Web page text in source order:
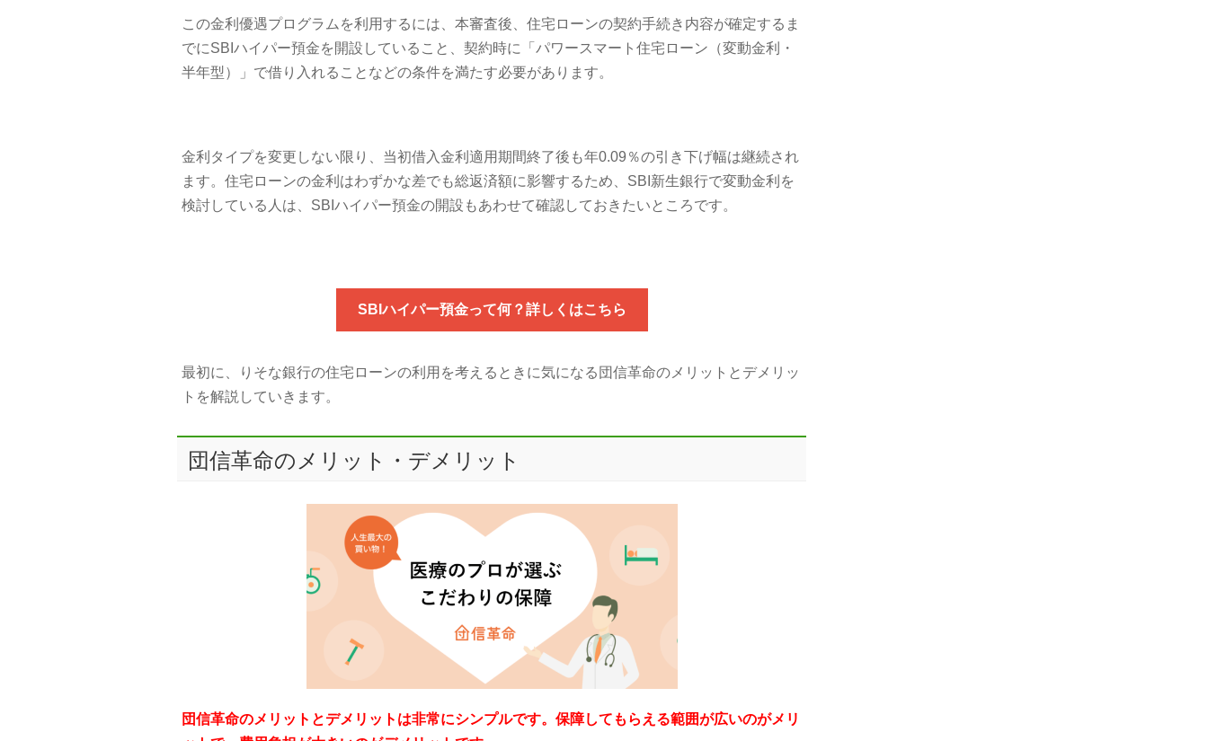
この金利優遇プログラムを利用するには、本審査後、住宅ローンの契約手続き内容が確定するま
でにSBIハイパー預金を開設していること、契約時に「パワースマート住宅ローン（変動金利・
半年型）」で借り入れることなどの条件を満たす必要があります。
金利タイプを変更しない限り、当初借入金利適用期間終了後も年0.09％の引き下げ幅は継続され
ます。住宅ローンの金利はわずかな差でも総返済額に影響するため、SBI新生銀行で変動金利を
検討している人は、SBIハイパー預金の開設もあわせて確認しておきたいところです。
SBIハイパー預金って何？詳しくはこちら
最初に、りそな銀行の住宅ローンの利用を考えるときに気になる団信革命のメリットとデメリッ
トを解説していきます。
団信革命のメリット・デメリット
団信革命のメリットとデメリットは非常にシンプルです。保障してもらえる範囲が広いのがメリ